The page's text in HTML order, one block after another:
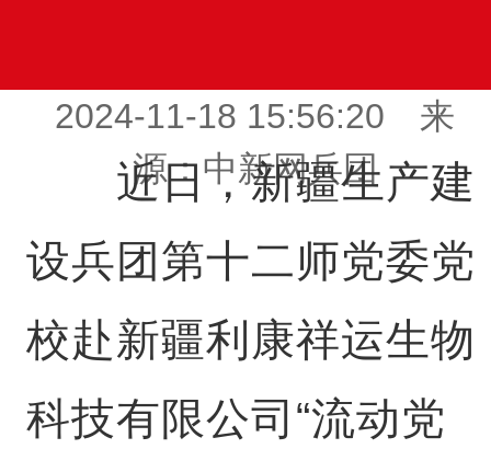
2024-11-18 15:56:20 来
源：中新网兵团
近日，新疆生产建
设兵团第十二师党委党
校赴新疆利康祥运生物
科技有限公司“流动党